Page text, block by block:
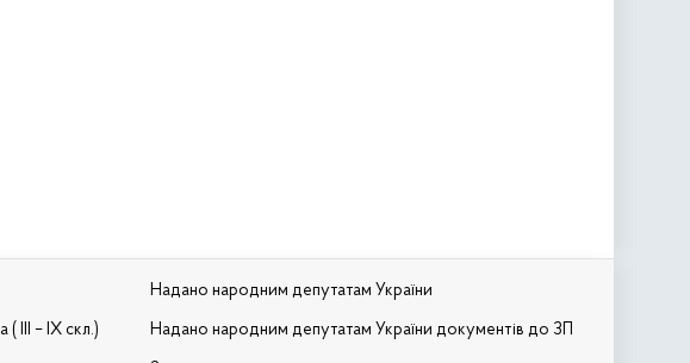
( III – IX скл.)
Надано народним депутатам України
Надано народним депутатам України документів до ЗП